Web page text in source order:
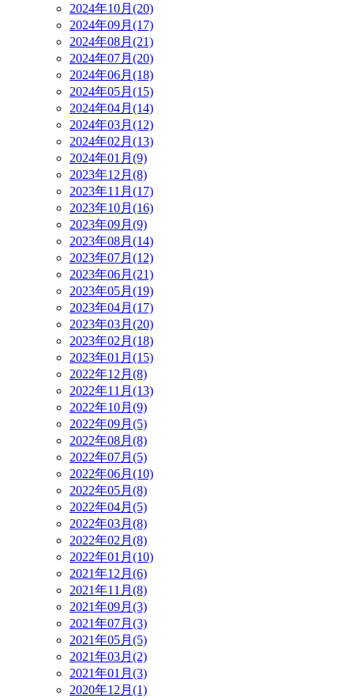
2024年10月(20)
2024年09月(17)
2024年08月(21)
2024年07月(20)
2024年06月(18)
2024年05月(15)
2024年04月(14)
2024年03月(12)
2024年02月(13)
2024年01月(9)
2023年12月(8)
2023年11月(17)
2023年10月(16)
2023年09月(9)
2023年08月(14)
2023年07月(12)
2023年06月(21)
2023年05月(19)
2023年04月(17)
2023年03月(20)
2023年02月(18)
2023年01月(15)
2022年12月(8)
2022年11月(13)
2022年10月(9)
2022年09月(5)
2022年08月(8)
2022年07月(5)
2022年06月(10)
2022年05月(8)
2022年04月(5)
2022年03月(8)
2022年02月(8)
2022年01月(10)
2021年12月(6)
2021年11月(8)
2021年09月(3)
2021年07月(3)
2021年05月(5)
2021年03月(2)
2021年01月(3)
2020年12月(1)